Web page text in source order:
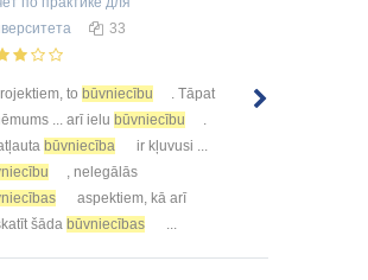
33
to būvniecību
. Tāpat
... arī ielu būvniecību
būvniecība
ir kļuvusi ...
, nelegālās
aspektiem, kā arī
šāda būvniecības